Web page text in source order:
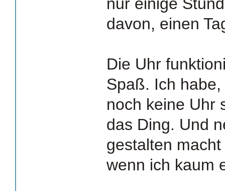
davon, einen
Die Uhr
Spaß. Ich
noch keine Uhr
das Ding. Und
gestalten
wenn ich kaum